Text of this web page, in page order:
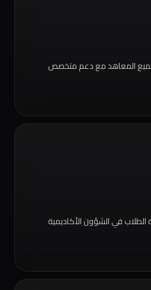
المعاهد مع دعم متخصص
في الشؤون الأكاديمية